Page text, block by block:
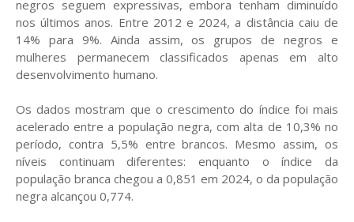
negros seguem expressivas, embora tenham diminuído
nos últimos anos. Entre 2012 e 2024, a distância caiu de
14% para 9%. Ainda assim, os grupos de negros e
mulheres permanecem classificados apenas em alto
desenvolvimento humano.
Os dados mostram que o crescimento do índice foi mais
acelerado entre a população negra, com alta de 10,3% no
período, contra 5,5% entre brancos. Mesmo assim, os
níveis continuam diferentes: enquanto o índice da
população branca chegou a 0,851 em 2024, o da população
negra alcançou 0,774.